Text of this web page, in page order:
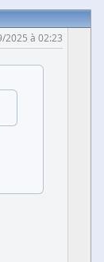
2025 à 02:23